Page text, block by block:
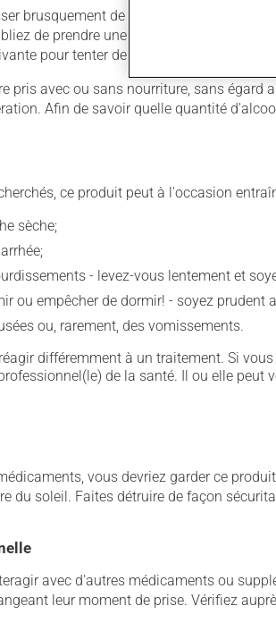
brusquement de prendre ce produit,
de prendre une dose, prenez-la dès
pour tenter de vous rattraper.
pris avec ou sans nourriture, sans
Afin de savoir quelle quantité
ce produit peut à l'occasion
sèche;
- levez-vous lentement et
ou empêcher de dormir! - soyez prudent
ou, rarement, des vomissements.
différemment à un traitement. Si
de la santé. Il ou elle
vous devriez garder ce
du soleil. Faites détruire de façon
avec d'autres médicaments ou
leur moment de prise. Vérifiez